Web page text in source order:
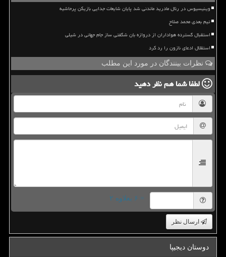
وینیسیوس در رئال مادرید ماندنی شد پایان شایعات جدایی بازیکن پرحاشیه
تیم بعدی محمد صلاح
استقبال گسترده هواداران از دروازه بان شگفتی ساز جام جهانی در شیلی
استقلال ادعای نازون را رد کرد
نظرات بینندگان در مورد این مطلب
لطفا شما همنظر دهید
= ۶ بعلاوه ۲
ارسال نظر
دوستان دیجیپا